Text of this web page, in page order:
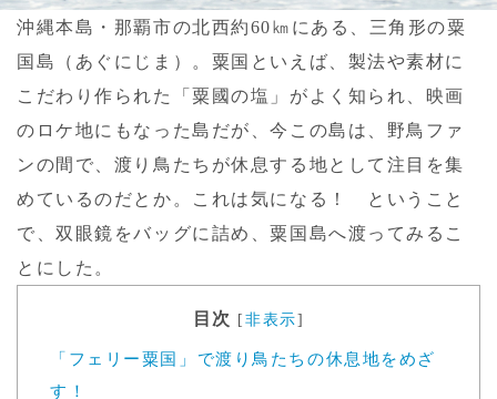
沖縄本島・那覇市の北西約60㎞にある、三角形の粟
国島（あぐにじま）。粟国といえば、製法や素材に
こだわり作られた「粟國の塩」がよく知られ、映画
のロケ地にもなった島だが、今この島は、野鳥ファ
ンの間で、渡り鳥たちが休息する地として注目を集
めているのだとか。これは気になる！ ということ
で、双眼鏡をバッグに詰め、粟国島へ渡ってみるこ
とにした。
目次 [非表示]
「フェリー粟国」で渡り鳥たちの休息地をめざ
す！